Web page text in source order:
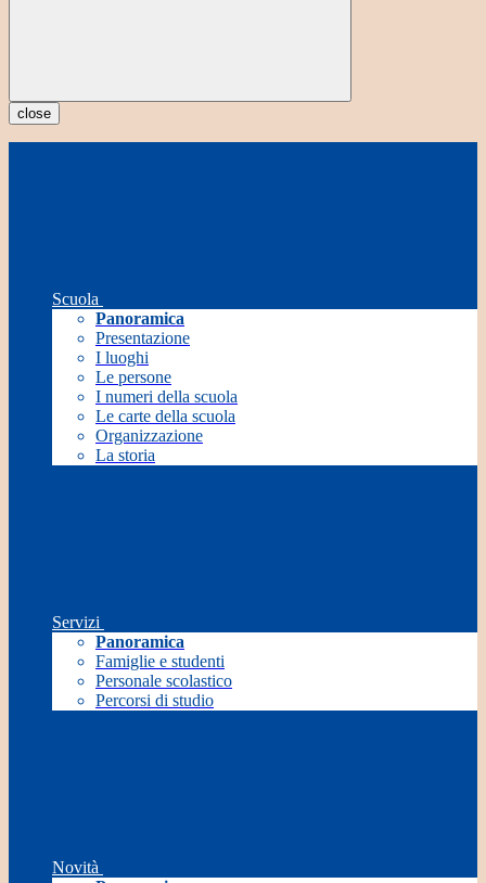
close
Scuola
Panoramica
Presentazione
I luoghi
Le persone
I numeri della scuola
Le carte della scuola
Organizzazione
La storia
Servizi
Panoramica
Famiglie e studenti
Personale scolastico
Percorsi di studio
Novità